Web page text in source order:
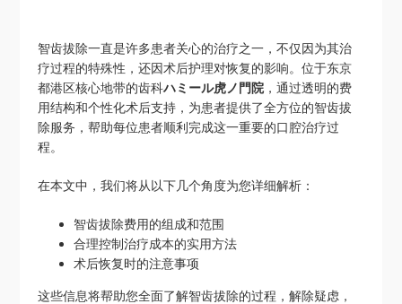
智齿拔除一直是许多患者关心的治疗之一，不仅因为其治
疗过程的特殊性，还因术后护理对恢复的影响。位于东京
都港区核心地带的齿科ハミール虎ノ門院 ，通过透明的费
用结构和个性化术后支持，为患者提供了全方位的智齿拔
除服务，帮助每位患者顺利完成这一重要的口腔治疗过
程。
在本文中，我们将从以下几个角度为您详细解析：
智齿拔除费用的组成和范围
合理控制治疗成本的实用方法
术后恢复时的注意事项
这些信息将帮助您全面了解智齿拔除的过程，解除疑虑，